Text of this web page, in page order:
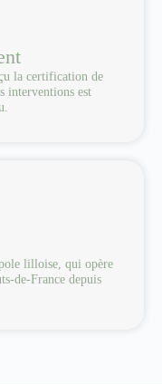
la certification de
interventions est
lilloise, qui opère
de-France depuis